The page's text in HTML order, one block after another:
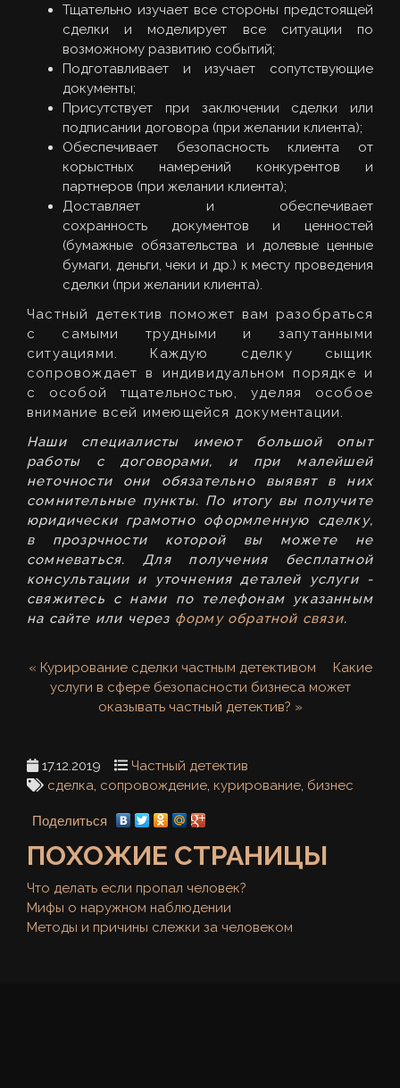
Тщательно изучает все стороны предстоящей
сделки и моделирует все ситуации по
возможному развитию событий;
Подготавливает и изучает сопутствующие
документы;
Присутствует при заключении сделки или
подписании договора (при желании клиента);
Обеспечивает безопасность клиента от
корыстных намерений конкурентов и
партнеров (при желании клиента);
Доставляет и обеспечивает
сохранность документов и ценностей
(бумажные обязательства и долевые ценные
бумаги, деньги, чеки и др.) к месту проведения
сделки (при желании клиента).
Частный детектив поможет вам разобраться
с самыми трудными и запутанными
ситуациями. Каждую сделку сыщик
сопровождает в индивидуальном порядке и
с особой тщательностью, уделяя особое
внимание всей имеющейся документации.
Наши специалисты имеют большой опыт
работы с договорами, и при малейшей
неточности они обязательно выявят в них
сомнительные пункты. По итогу вы получите
юридически грамотно оформленную сделку,
в прозрчности которой вы можете не
сомневаться. Для получения бесплатной
консультации и уточнения деталей услуги -
свяжитесь с нами по телефонам указанным
на сайте или через форму обратной связи.
« Курирование сделки частным детективом
Какие
услуги в сфере безопасности бизнеса может
оказывать частный детектив? »
17.12.2019
Частный детектив
сделка, сопровождение, курирование, бизнес
Поделиться
ПОХОЖИЕ СТРАНИЦЫ
Что делать если пропал человек?
Мифы о наружном наблюдении
Методы и причины слежки за человеком